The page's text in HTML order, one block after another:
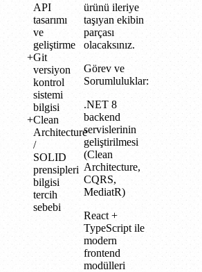
API
tasarımı
ve
geliştirme
Git
versiyon
kontrol
sistemi
bilgisi
Clean
Architecture
/
SOLID
prensipleri
bilgisi
tercih
sebebi
ürünü ileriye
taşıyan ekibin
parçası
olacaksınız.
Görev ve
Sorumluluklar:
.NET 8
backend
servislerinin
geliştirilmesi
(Clean
Architecture,
CQRS,
MediatR)
React +
TypeScript ile
modern
frontend
modülleri